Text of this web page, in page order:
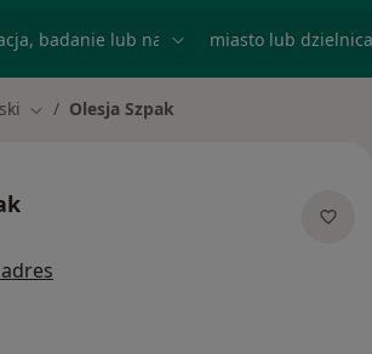
Zmień miasto
Olesja Szpak